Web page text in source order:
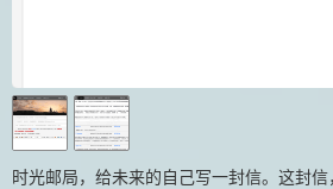
时光邮局，给未来的自己写一封信。这封